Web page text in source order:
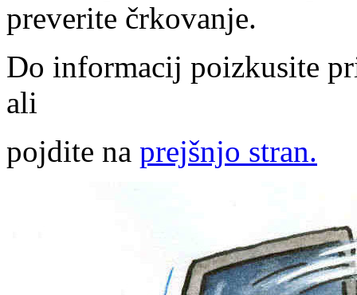
preverite črkovanje.
Do informacij poizkusite
ali
pojdite na prejšnjo stran.